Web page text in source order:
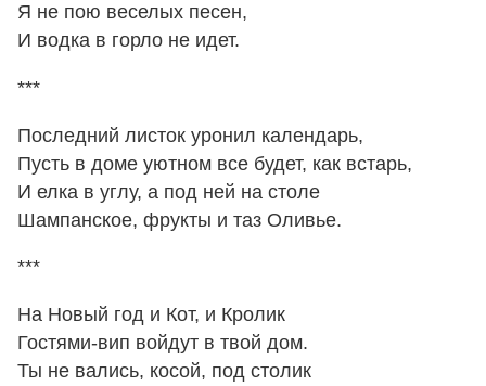
Я не пою веселых песен,
И водка в горло не идет.
***
Последний листок уронил календарь,
Пусть в доме уютном все будет, как встарь,
И елка в углу, а под ней на столе
Шампанское, фрукты и таз Оливье.
***
На Новый год и Кот, и Кролик
Гостями-вип войдут в твой дом.
Ты не вались, косой, под столик